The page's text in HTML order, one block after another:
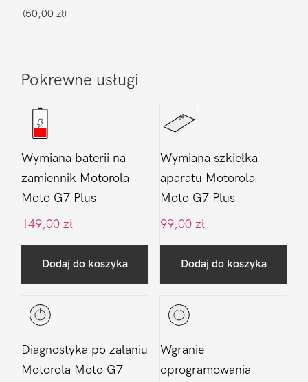
(50,00 zł)
Pokrewne usługi
Wymiana baterii na
zamiennik Motorola
Moto G7 Plus
149,00 zł
Dodaj do koszyka
Wymiana szkiełka
aparatu Motorola
Moto G7 Plus
99,00 zł
Dodaj do koszyka
Diagnostyka po zalaniu
Motorola Moto G7
Wgranie
oprogramowania